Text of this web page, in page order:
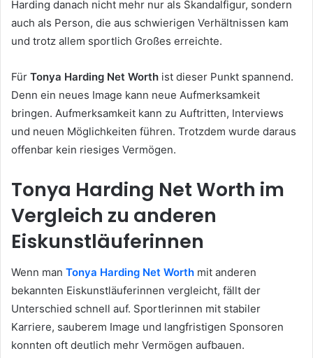
Harding danach nicht mehr nur als Skandalfigur, sondern
auch als Person, die aus schwierigen Verhältnissen kam
und trotz allem sportlich Großes erreichte.
Für Tonya Harding Net Worth ist dieser Punkt spannend.
Denn ein neues Image kann neue Aufmerksamkeit
bringen. Aufmerksamkeit kann zu Auftritten, Interviews
und neuen Möglichkeiten führen. Trotzdem wurde daraus
offenbar kein riesiges Vermögen.
Tonya Harding Net Worth im
Vergleich zu anderen
Eiskunstläuferinnen
Wenn man Tonya Harding Net Worth mit anderen
bekannten Eiskunstläuferinnen vergleicht, fällt der
Unterschied schnell auf. Sportlerinnen mit stabiler
Karriere, sauberem Image und langfristigen Sponsoren
konnten oft deutlich mehr Vermögen aufbauen.